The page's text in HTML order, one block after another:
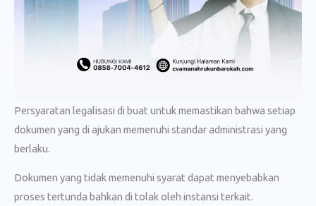
Persyaratan legalisasi di buat untuk memastikan bahwa setiap
dokumen yang di ajukan memenuhi standar administrasi yang
berlaku.
Dokumen yang tidak memenuhi syarat dapat menyebabkan
proses tertunda bahkan di tolak oleh instansi terkait.